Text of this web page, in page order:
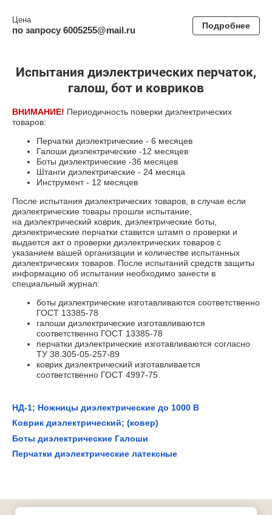
Цена
по запросу 6005255@mail.ru Подробнее
Испытания диэлектрических перчаток,
галош, бот и ковриков
ВНИМАНИЕ! Периодичность поверки диэлектрических
товаров:
Перчатки диэлектрические - 6 месяцев
Галоши диэлектрические -12 месяцев
Боты диэлектрические -36 месяцев
Штанги диэлектрические - 24 месяца
Инструмент - 12 месяцев
После испытания диэлектрических товаров, в случае если
диэлектрические товары прошли испытание,
на диэлектрический коврик, диэлектрические боты,
диэлектрические перчатки ставится штамп о проверки и
выдается акт о проверки диэлектрических товаров с
указанием вашей организации и количестве испытанных
диэлектрических товаров. После испытаний средств защиты
информацию об испытании необходимо занести в
специальный журнал:
боты диэлектрические изготавливаются соответственно
ГОСТ 13385-78
галоши диэлектрические изготавливаются
соответственно ГОСТ 13385-78
перчатки диэлектрические изготавливаются согласно
ТУ 38.305-05-257-89
коврик диэлектрический изготавливается
соответственно ГОСТ 4997-75.
НД-1; Ножницы диэлектрические до 1000 В
Коврик диэлектрический; (ковер)
Боты диэлектрические Галоши
Перчатки диэлектрические латексные